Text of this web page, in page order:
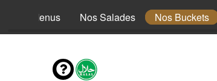
Nos Menus Nos Salades Nos Buckets